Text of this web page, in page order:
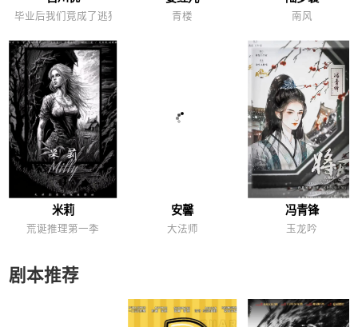
毕业后我们竟成了逃犯！？ 青楼 南风
米莉
荒诞推理第一季
安馨
大法师
冯青锋
玉龙吟
剧本推荐